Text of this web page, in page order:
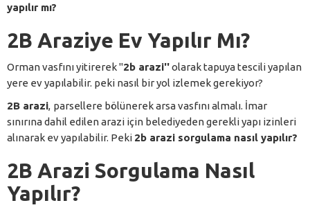
yapılır mı?
2B Araziye Ev Yapılır Mı?
Orman vasfını yitirerek ''2b arazi''olarak tapuya tescili yapılan
yere ev yapılabilir. peki nasıl bir yol izlemek gerekiyor?
2B arazi, parsellere bölünerek arsa vasfını almalı. İmar
sınırına dahil edilen arazi için belediyeden gerekli yapı izinleri
alınarak ev yapılabilir. Peki 2b arazi sorgulama nasıl yapılır?
2B Arazi Sorgulama Nasıl
Yapılır?